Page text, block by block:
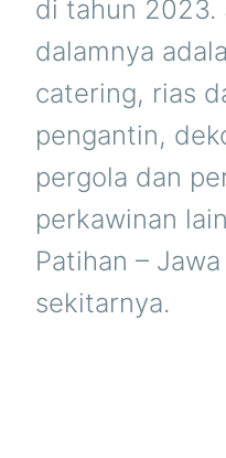
di tahun 2023.
dalamnya
catering, rias
pengantin,
pergola dan
perkawinan
Patihan –
sekitarnya.